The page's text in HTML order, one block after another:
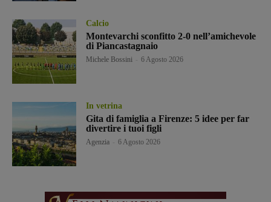
Calcio
Montevarchi sconfitto 2-0 nell’amichevole
di Piancastagnaio
Michele Bossini 6 Agosto 2026
In vetrina
Gita di famiglia a Firenze: 5 idee per far
divertire i tuoi figli
Agenzia 6 Agosto 2026